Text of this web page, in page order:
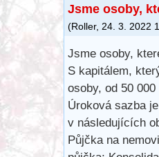
Jsme osoby,
(Roller, 24. 3. 2022
Jsme osoby,
S kapitálem,
osoby, od 50
Úroková sazba
v následujících
Půjčka na